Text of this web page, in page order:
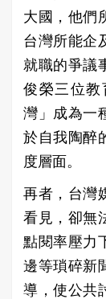
大國，他們
台灣所能企
就職的爭議
俊榮三位教
灣」成為一
於自我陶醉
度層面。
再者，台灣
看見，卻無
點閱率壓力
邊等瑣碎新
導，使公共